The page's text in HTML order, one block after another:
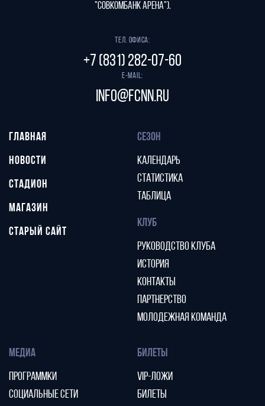
"СОВКОМБАНК АРЕНА").
Тел. офиса:
+7 (831) 282-07-60
E-mail:
info@fcnn.ru
ГЛАВНАЯ
НОВОСТИ
СТАДИОН
МАГАЗИН
СТАРЫЙ САЙТ
СЕЗОН
КАЛЕНДАРЬ
СТАТИСТИКА
ТАБЛИЦА
КЛУБ
РУКОВОДСТВО КЛУБА
ИСТОРИЯ
КОНТАКТЫ
ПАРТНЕРСТВО
МОЛОДЕЖНАЯ КОМАНДА
МЕДИА
ПРОГРАММКИ
СОЦИАЛЬНЫЕ СЕТИ
БИЛЕТЫ
VIP-ЛОЖИ
БИЛЕТЫ